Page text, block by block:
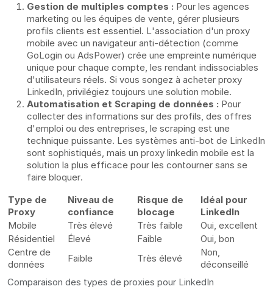
Gestion de multiples comptes : Pour les agences
marketing ou les équipes de vente, gérer plusieurs
profils clients est essentiel. L'association d'un proxy
mobile avec un navigateur anti-détection (comme
GoLogin ou AdsPower) crée une empreinte numérique
unique pour chaque compte, les rendant indissociables
d'utilisateurs réels. Si vous songez à acheter proxy
LinkedIn, privilégiez toujours une solution mobile.
Automatisation et Scraping de données : Pour
collecter des informations sur des profils, des offres
d'emploi ou des entreprises, le scraping est une
technique puissante. Les systèmes anti-bot de LinkedIn
sont sophistiqués, mais un proxy linkedin mobile est la
solution la plus efficace pour les contourner sans se
faire bloquer.
Comparaison des types de proxies pour LinkedIn
Type de
Proxy
Niveau de
confiance
Risque de
blocage
Idéal pour
LinkedIn
Mobile
Très élevé Très faible
Oui, excellent
Résidentiel
Élevé Faible
Oui, bon
Centre de
données
Faible Très élevé
Non,
déconseillé